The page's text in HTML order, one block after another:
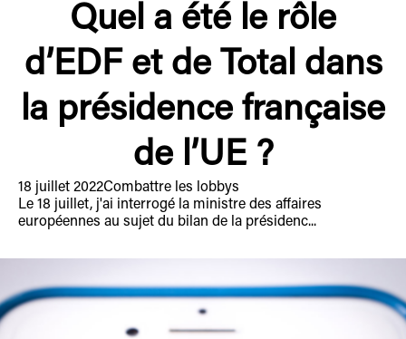
Quel a été le rôle
d’EDF et de Total dans
la présidence française
de l’UE ?
18 juillet 2022Combattre les lobbys
Le 18 juillet, j'ai interrogé la ministre des affaires
européennes au sujet du bilan de la présidenc...